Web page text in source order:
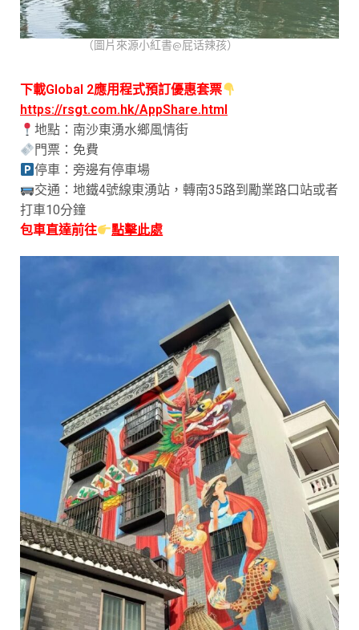
（圖片來源小紅書@屁话辣孩）
下載Global 2應用程式預訂優惠套票
https://rsgt.com.hk/AppShare.html
地點：南沙東湧水鄉風情街
門票：免費
停車：旁邊有停車場
交通：地鐵4號線東湧站，轉南35路到勵業路口站或者
打車10分鐘
包車直達前往
點擊此處